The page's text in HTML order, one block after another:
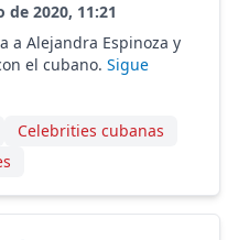
2020, 11:21
a Alejandra Espinoza y
el cubano. Sigue
Celebrities cubanas